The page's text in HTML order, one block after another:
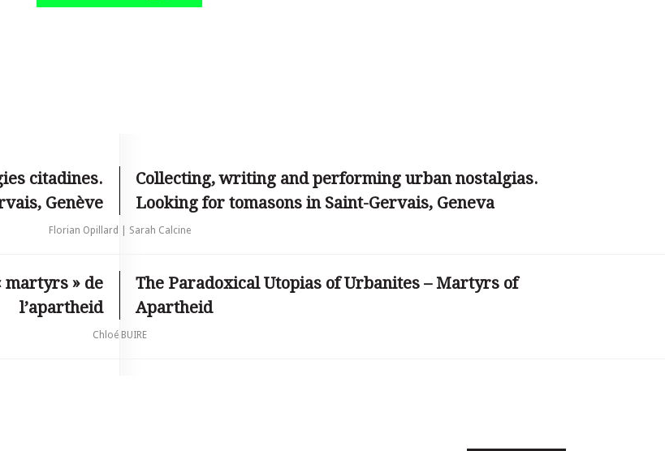
citadines.
Genève
Collecting, writing and performing urban nostalgias.
Looking for tomasons in Saint-Gervais, Geneva
Florian Opillard | Sarah Calcine
martyrs » de
l’apartheid
The Paradoxical Utopias of Urbanites – Martyrs of
Apartheid
Chloé BUIRE